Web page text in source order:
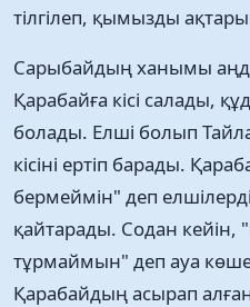
тілгілеп, қымызды
Сарыбайдың ханымы
Қарабайға кісі салады,
болады. Елші болып
кісіні ертіп барады.
бермеймін" деп
қайтарады. Содан
тұрмаймын" деп ауа
Қарабайдың асырап